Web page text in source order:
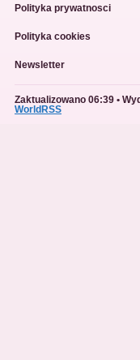
Polityka prywatnosci
Polityka cookies
Newsletter
Zaktualizowano 06:39 •
WorldRSS